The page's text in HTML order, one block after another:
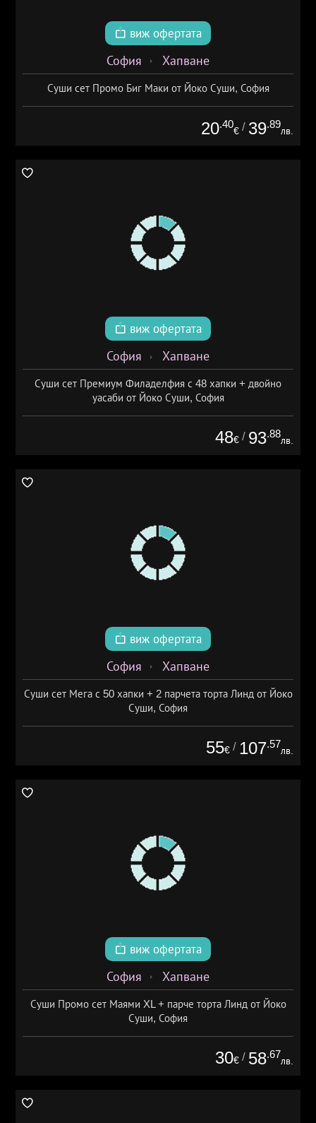
виж офертата
София Хапване
Суши сет Промо Биг Маки от Йоко Суши, София
20.40
€ / 39.89
лв.
виж офертата
София Хапване
Суши сет Премиум Филаделфия с 48 хапки + двойно
уасаби от Йоко Суши, София
48€ / 93.88
лв.
виж офертата
София Хапване
Суши сет Мега с 50 хапки + 2 парчета торта Линд от Йоко
Суши, София
55€ / 107.57
лв.
виж офертата
София Хапване
Суши Промо сет Маями XL + парче торта Линд от Йоко
Суши, София
30€ / 58.67
лв.